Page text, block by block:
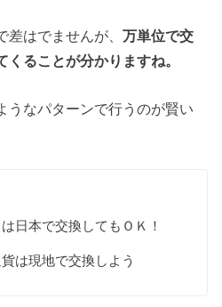
差はでませんが、万単位で交
ることが分かりますね。
うなパターンで行うのが賢い
日本で交換してもＯＫ！
は現地で交換しよう